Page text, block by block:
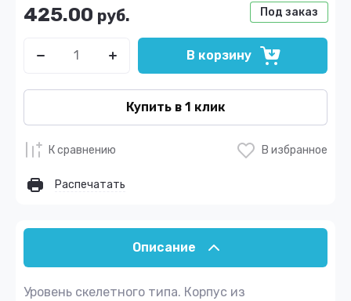
Под заказ
425.00 руб.
В корзину
Купить в 1 клик
К сравнению В избранное
Распечатать
Описание
Уровень скелетного типа. Корпус из